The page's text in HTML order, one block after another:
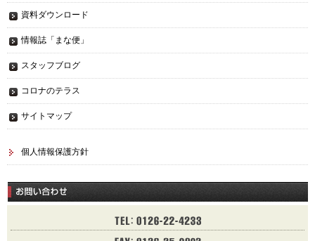
資料ダウンロード
情報誌「まな便」
スタッフブログ
コロナのテラス
サイトマップ
個人情報保護方針